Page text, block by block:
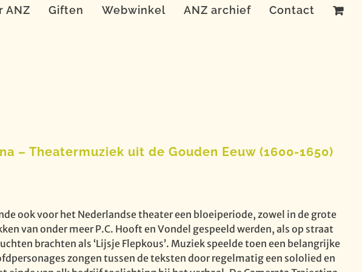
ANZ Giften Webwinkel ANZ archief Contact
– Theatermuziek uit de Gouden Eeuw (1600-1650)
ook voor het Nederlandse theater een bloeiperiode, zowel in de grote
van onder meer P.C. Hooft en Vondel gespeeld werden, als op straat
brachten als ‘Lijsje Flepkous’. Muziek speelde toen een belangrijke
zongen tussen de teksten door regelmatig een sololied en